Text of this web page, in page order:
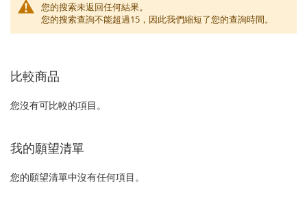
您的搜索未返回任何結果。
您的搜索查詢不能超過15，因此我們縮短了您的查詢時間。
比較商品
您沒有可比較的項目。
我的願望清單
您的願望清單中沒有任何項目。